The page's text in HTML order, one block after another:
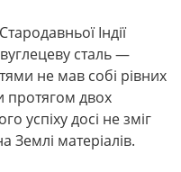
Індії
сталь —
не мав собі рівних
протягом двох
успіху досі не зміг
Землі матеріалів.